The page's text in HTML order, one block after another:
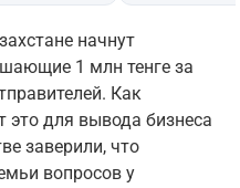
начнут
1 млн тенге за
Как
это для вывода бизнеса
заверили, что
вопросов у